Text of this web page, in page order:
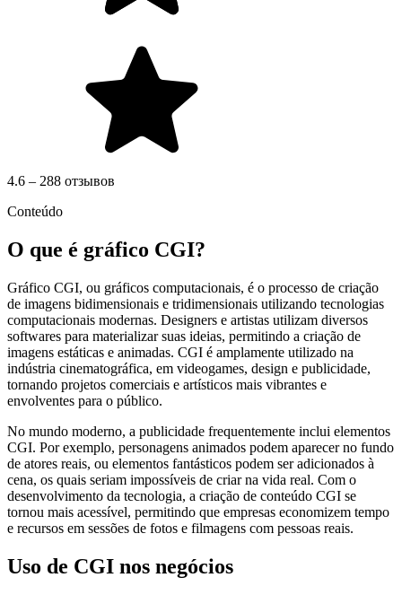
4.6 – 288 отзывов
Conteúdo
O que é gráfico CGI?
Gráfico CGI, ou gráficos computacionais, é o processo de criação
de imagens bidimensionais e tridimensionais utilizando tecnologias
computacionais modernas. Designers e artistas utilizam diversos
softwares para materializar suas ideias, permitindo a criação de
imagens estáticas e animadas. CGI é amplamente utilizado na
indústria cinematográfica, em videogames, design e publicidade,
tornando projetos comerciais e artísticos mais vibrantes e
envolventes para o público.
No mundo moderno, a publicidade frequentemente inclui elementos
CGI. Por exemplo, personagens animados podem aparecer no fundo
de atores reais, ou elementos fantásticos podem ser adicionados à
cena, os quais seriam impossíveis de criar na vida real. Com o
desenvolvimento da tecnologia, a criação de conteúdo CGI se
tornou mais acessível, permitindo que empresas economizem tempo
e recursos em sessões de fotos e filmagens com pessoas reais.
Uso de CGI nos negócios